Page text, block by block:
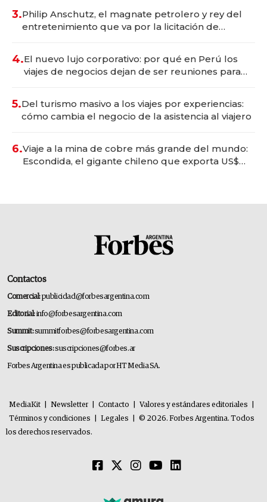
3.Philip Anschutz, el magnate petrolero y rey del
entretenimiento que va por la licitación de
4.El nuevo lujo corporativo: por qué en Perú los
viajes de negocios dejan de ser reuniones para
5.Del turismo masivo a los viajes por experiencias:
cómo cambia el negocio de la asistencia al viajero
6.Viaje a la mina de cobre más grande del mundo:
Escondida, el gigante chileno que exporta US$
Contactos
Comercial:publicidad@forbesargentina.com
Editorial:info@forbesargentina.com
Summit:summitforbes@forbesargentina.com
Suscripciones:suscripciones@forbes.ar
Forbes Argentina es publicada por HT Media SA.
MediaKit Newsletter Contacto Valores y estándares editoriales
Términos y condiciones
Legales
© 2026. Forbes Argentina. Todos
los derechos reservados.